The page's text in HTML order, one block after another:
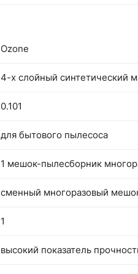
Ozone
4-х слойный синтетический
0.101
для бытового пылесоса
1 мешок-пылесборник
сменный многоразовый
1
высокий показатель